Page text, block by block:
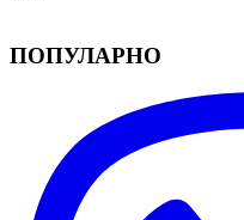
ПОПУЛАРНО